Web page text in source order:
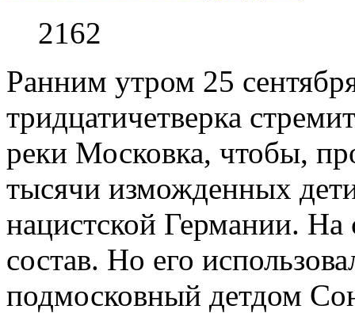
2162
Ранним утром 25
тридцатичетверка
реки Московка, чтобы,
тысячи изможденных
нацистской Германии.
состав. Но его
подмосковный детдом